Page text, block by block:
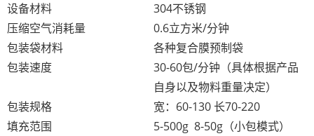
设备材料
304不锈钢
压缩空气消耗量
0.6立方米/分钟
包装袋材料
各种复合膜预制袋
包装速度
30-60包/分钟（具体根据产品
自身以及物料重量决定）
包装规格
宽：60-130 长70-220
填充范围
5-500g 8-50g（小包模式）